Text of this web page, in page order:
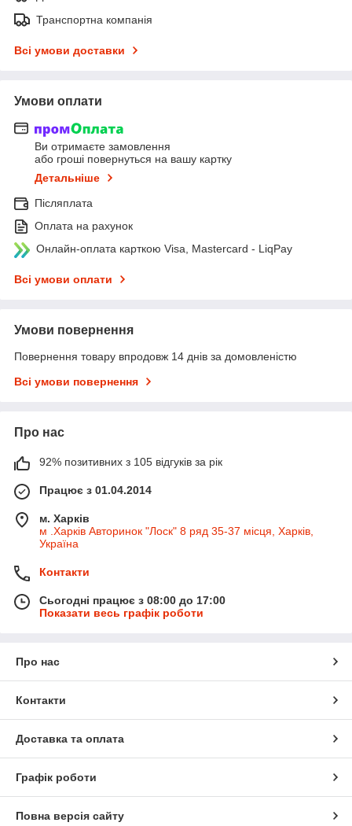
Транспортна компанія
Всі умови доставки
Умови оплати
Ви отримаєте замовлення
або гроші повернуться на вашу картку
Детальніше
Післяплата
Оплата на рахунок
Онлайн-оплата карткою Visa, Mastercard - LiqPay
Всі умови оплати
Умови повернення
Повернення товару впродовж 14 днів за домовленістю
Всі умови повернення
Про нас
92% позитивних з 105 відгуків за рік
Працює з 01.04.2014
м. Харків
м .Харків Авторинок "Лоск" 8 ряд 35-37 місця, Харків,
Україна
Контакти
Сьогодні працює з 08:00 до 17:00
Показати весь графік роботи
Про нас
Контакти
Доставка та оплата
Графік роботи
Повна версія сайту